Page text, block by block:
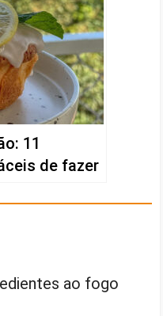
11
de fazer
ao fogo